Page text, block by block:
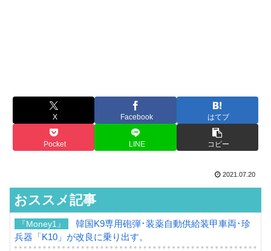
X Facebook はてブ
Pocket LINE コピー
2021.07.20
おススメ記事
『Money1』
韓国K9専用砲弾･装薬自動供給装甲車両･珍
兵器「K10」が改良に乗り出す。